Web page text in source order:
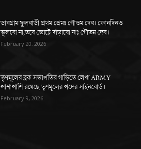
ডাবগ্রাম ফুলবাড়ী প্রথম প্রেমঃ গৌতম দেব। কোনদিনও
ভুলবো না,তবে ভোটে দাঁড়াবো নাঃ গৌতম দেব।
February 20, 2026
তৃণমূলের ব্লক সভাপতির গাড়িতে লেখা ARMY
পাশাপাশি রয়েছে তৃণমূলের পদের সাইনবোর্ড।
February 9, 2026